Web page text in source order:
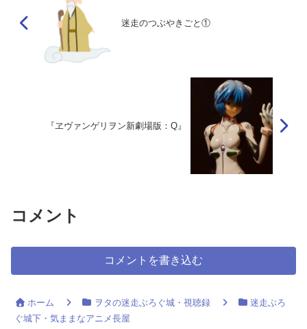
迷走のつぶやきごと①
『ヱヴァンゲリヲン新劇場版：Q』
コメント
コメントを書き込む
ホーム ヲタの迷走ぶろぐ城・視聴録
迷走ぶろ
ぐ城下・気ままなアニメ長屋